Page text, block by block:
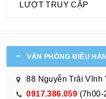
LƯỢT TRUY CẬP
VĂN PHÒNG ĐIỀU
88 Nguyễn Trãi Vĩnh
0917.386.059 (7h00-